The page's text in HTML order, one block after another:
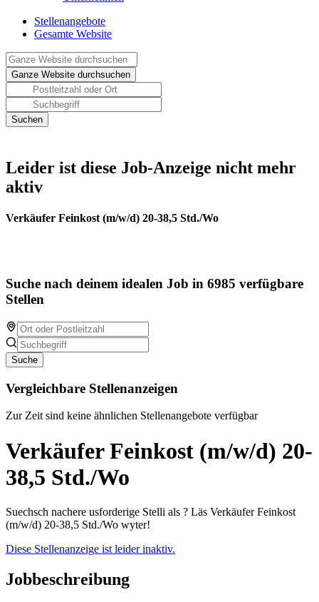
Stellenangebote
Gesamte Website
Leider ist diese Job-Anzeige nicht mehr
aktiv
Verkäufer Feinkost (m/w/d) 20-38,5 Std./Wo
Suche nach deinem idealen Job in 6985 verfügbare
Stellen
Suche
Vergleichbare Stellenanzeigen
Zur Zeit sind keine ähnlichen Stellenangebote verfügbar
Verkäufer Feinkost (m/w/d) 20-
38,5 Std./Wo
Suechsch nachere usforderige Stelli als ? Läs Verkäufer Feinkost
(m/w/d) 20-38,5 Std./Wo wyter!
Diese Stellenanzeige ist leider inaktiv.
Jobbeschreibung